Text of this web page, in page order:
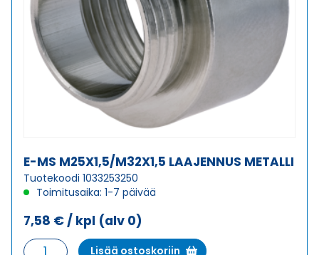
E-MS M25X1,5/M32X1,5 LAAJENNUS METALLI
Tuotekoodi 1033253250
Toimitusaika: 1-7 päivää
7,58 € / kpl (alv 0)
E-
Lisää ostoskoriin